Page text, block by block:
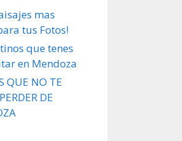
mas
tus Fotos!
que tenes
en Mendoza
QUE NO TE
DE